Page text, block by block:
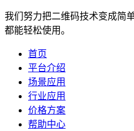
我们努力把二维码技术变成简
都能轻松使用。
首页
平台介绍
场景应用
行业应用
价格方案
帮助中心